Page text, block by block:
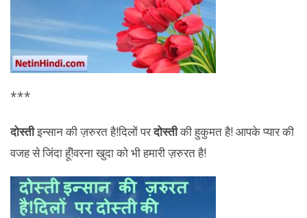
***
दोस्तीइन्सान की ज़रुरत है!दिलों परदोस्तीकी हुकुमत है! आपके प्यार की
वजह से जिंदा हूँ!वरना खुदा को भी हमारी ज़रुरत है!